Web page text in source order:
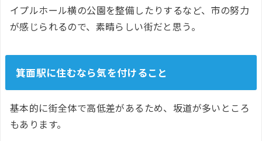
イプルホール横の公園を整備したりするなど、市の努力
が感じられるので、素晴らしい街だと思う。
箕面駅に住むなら気を付けること
基本的に街全体で高低差があるため、坂道が多いところ
もあります。